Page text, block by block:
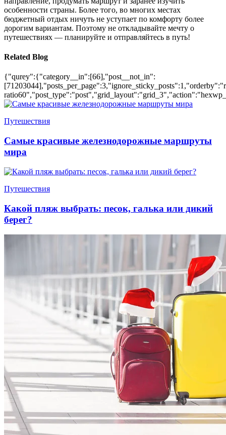
особенности страны. Более того, во многих местах
бюджетный отдых ничуть не уступает по комфорту более
дорогим вариантам. Поэтому не откладывайте мечту о
путешествиях — планируйте и отправляйтесь в путь!
Related Blog
{"qurey":{"category__in":[66],"post__not_in":
Путешествия
Самые красивые железнодорожные маршруты
мира
Путешествия
Какой пляж выбрать: песок, галька или дикий
берег?